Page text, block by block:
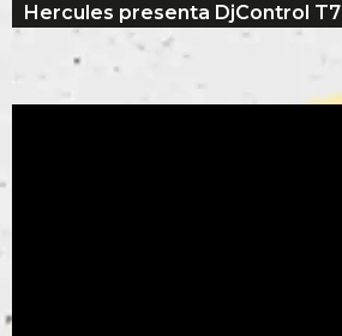
Hercules presenta DjControl T7